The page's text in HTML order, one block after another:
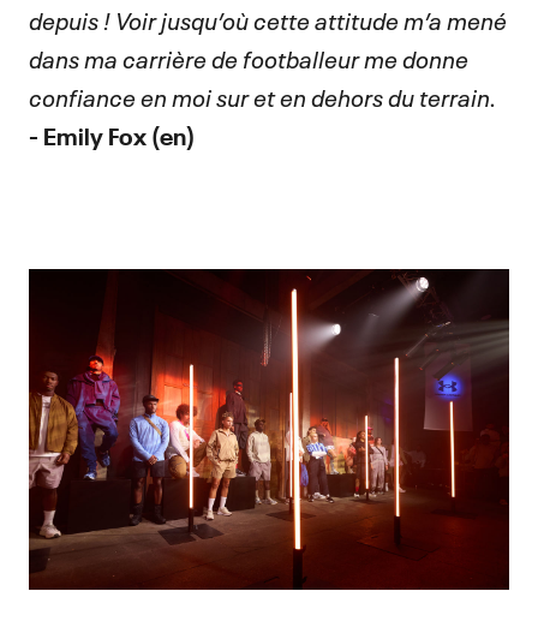
depuis ! Voir jusqu’où cette attitude m’a mené
dans ma carrière de footballeur me donne
confiance en moi sur et en dehors du terrain.
- Emily Fox (en)